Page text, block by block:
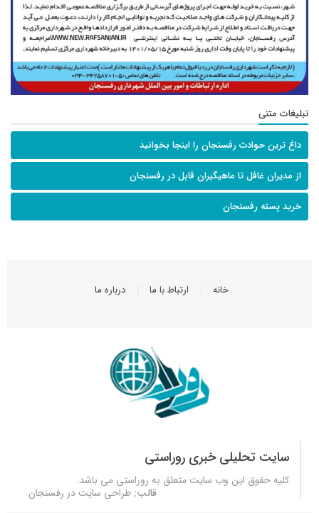
تبلیغات متنی
داغ ترین حوادث رفسنجان را اینجا بخوانید
از مدیران غافل تا ماهیگیران قابل در رفسنجان
خرید پسته رفسنجان
خانه ارتباط با ما درباره ما
سایت تحلیلی خبری روراستی
کلیه حقوق این وب سایت متعلق به روراستی می باشد.
قالب: طراحی سایت در رفسنجان